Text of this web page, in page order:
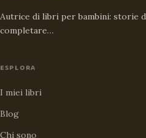
Autrice di libri per bambini: storie
completare…
ESPLORA
I miei libri
Blog
Chi sono